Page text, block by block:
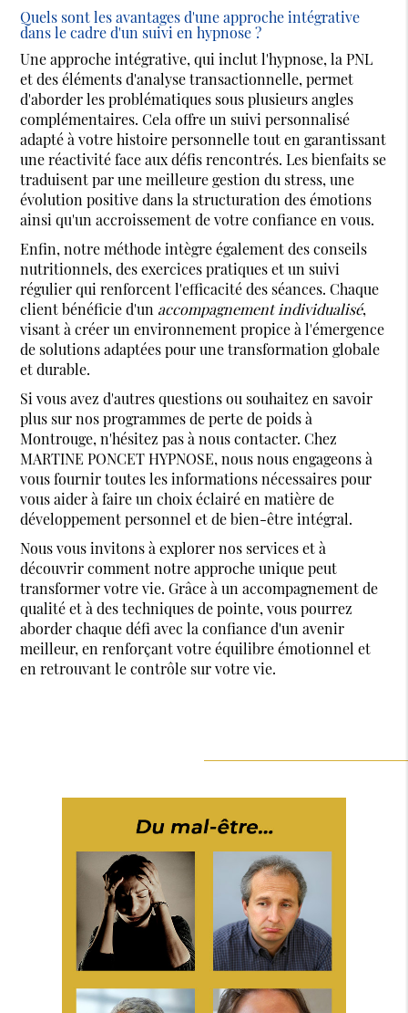
Quels sont les avantages d'une approche intégrative
dans le cadre d'un suivi en hypnose ?
Une approche intégrative, qui inclut l'hypnose, la PNL
et des éléments d'analyse transactionnelle, permet
d'aborder les problématiques sous plusieurs angles
complémentaires. Cela offre un suivi personnalisé
adapté à votre histoire personnelle tout en garantissant
une réactivité face aux défis rencontrés. Les bienfaits se
traduisent par une meilleure gestion du stress, une
évolution positive dans la structuration des émotions
ainsi qu'un accroissement de votre confiance en vous.
Enfin, notre méthode intègre également des conseils
nutritionnels, des exercices pratiques et un suivi
régulier qui renforcent l'efficacité des séances. Chaque
client bénéficie d'un accompagnement individualisé,
visant à créer un environnement propice à l'émergence
de solutions adaptées pour une transformation globale
et durable.
Si vous avez d'autres questions ou souhaitez en savoir
plus sur nos programmes de perte de poids à
Montrouge, n'hésitez pas à nous contacter. Chez
MARTINE PONCET HYPNOSE, nous nous engageons à
vous fournir toutes les informations nécessaires pour
vous aider à faire un choix éclairé en matière de
développement personnel et de bien-être intégral.
Nous vous invitons à explorer nos services et à
découvrir comment notre approche unique peut
transformer votre vie. Grâce à un accompagnement de
qualité et à des techniques de pointe, vous pourrez
aborder chaque défi avec la confiance d'un avenir
meilleur, en renforçant votre équilibre émotionnel et
en retrouvant le contrôle sur votre vie.